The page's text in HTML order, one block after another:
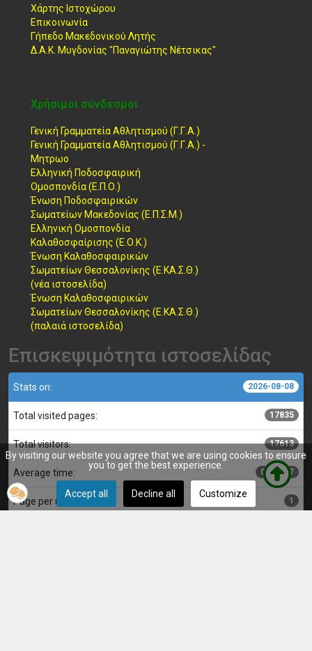
Χάρτης Ιστοχώρου
Επικοινωνία
Γήπεδο Μακεδονικού Λητής
Δ.Α.Κ. Μυγδονίας "Παναγιώτης Νέτσικας"
Χρήσιμοι σύνδεσμοι
Γενική Γραμματεία Αθλητισμού (Γ.Γ.Α.)
Γενική Γραμματεία Αθλητισμού (Γ.Γ.Α.) -
Μητρωο
Ελληνική Ποδοσφαιρική
Ομοσπονδία (Ε.Π.Ο.)
Ένωση Ποδοσφαιρικών
Σωματείων Μακεδονίας (Ε.Π.Σ.Μ.)
Ελληνική Ομοσπονδία
Καλαθοσφαίρισης (Ε.Ο.Κ.)
Ένωση Καλαθοσφαιρικών
Σωματείων Θεσσαλονίκης (Ε.ΚΑ.Σ.Θ.)
(νέα ιστοσελίδα)
Ένωση Καλαθοσφαιρικών
Σωματείων Θεσσαλονίκης (Ε.ΚΑ.Σ.Θ.)
(παλαιά ιστοσελίδα)
Επισκεψιμότητα ιστοσελίδας
Stats on: 2026-08-08
Total visited pages: 17835
Total visitors: 17613
Average time: 00:00:17
Page per user: 1
By visiting our website you agree that we are using cookies to ensure
you to get the best experience.
Accept all Decline all Customize